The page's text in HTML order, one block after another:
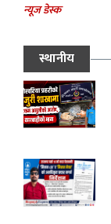
न्यूज डेस्क
स्थानीय